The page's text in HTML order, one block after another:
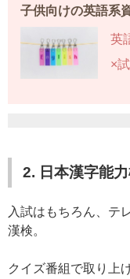
子供向けの英語系
英
×
2. 日本漢字能
入試はもちろん、テ
漢検。
クイズ番組で取り上